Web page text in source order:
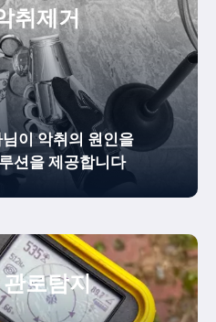
취제거
이 악취의 원인을
션을 제공합니다
로탐지